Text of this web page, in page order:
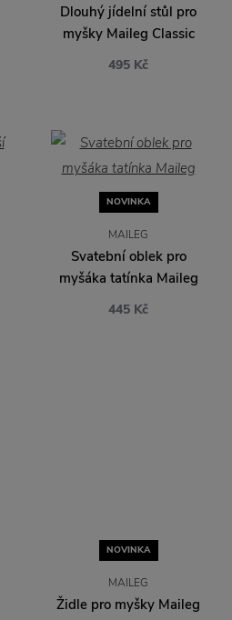
Dlouhý jídelní stůl pro
myšky Maileg Classic
495 Kč
NOVINKA
MAILEG
Svatební oblek pro
myšáka tatínka Maileg
445 Kč
325 Kč